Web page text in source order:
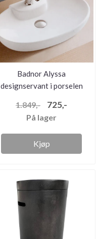
Badnor Alyssa
designservant i porselen
1.849,- 725,-
På lager
Kjøp